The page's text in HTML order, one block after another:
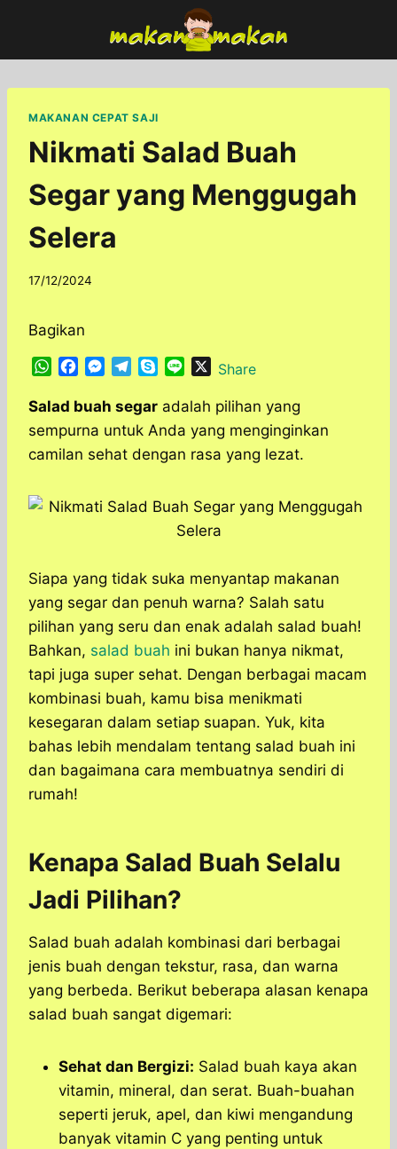
content
MAKANAN CEPAT SAJI
Nikmati Salad Buah
Segar yang Menggugah
Selera
By
17/12/2024
Bagikan
W
a
t
A
p
c
e
o
k
M
s
s
e
n
e
l
e
g
r
m
y
p
n
e
XShare
Salad buah segar adalah pilihan yang
sempurna untuk Anda yang menginginkan
camilan sehat dengan rasa yang lezat.​
Siapa yang tidak suka menyantap makanan
yang segar dan penuh warna? Salah satu
pilihan yang seru dan enak adalah salad buah!
Bahkan, salad buah ini bukan hanya nikmat,
tapi juga super sehat. Dengan berbagai macam
kombinasi buah, kamu bisa menikmati
kesegaran dalam setiap suapan. Yuk, kita
bahas lebih mendalam tentang salad buah ini
dan bagaimana cara membuatnya sendiri di
rumah!
Kenapa Salad Buah Selalu
Jadi Pilihan?
Salad buah adalah kombinasi dari berbagai
jenis buah dengan tekstur, rasa, dan warna
yang berbeda. Berikut beberapa alasan kenapa
salad buah sangat digemari:
Sehat dan Bergizi: Salad buah kaya akan
vitamin, mineral, dan serat. Buah-buahan
seperti jeruk, apel, dan kiwi mengandung
banyak vitamin C yang penting untuk